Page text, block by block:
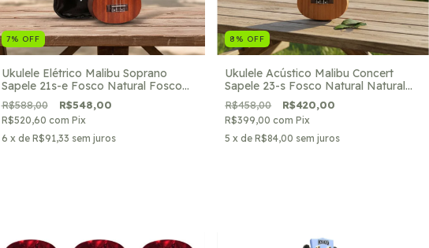
7% OFF
Ukulele Elétrico Malibu Soprano
Sapele 21s-e Fosco Natural Fosco
Natural
R$588,00 R$548,00
R$520,60 com Pix
6 x de R$91,33 sem juros
8 % OFF
Ukulele Acústico Malibu Concert
Sapele 23-s Fosco Natural Natural
Fosco
R$458,00 R$420,00
R$399,00com Pix
5 x deR$84,00 sem juros